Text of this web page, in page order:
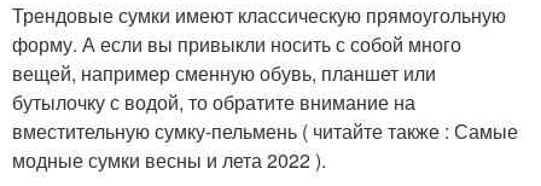
Трендовые сумки имеют классическую прямоугольную
форму. А если вы привыкли носить с собой много
вещей, например сменную обувь, планшет или
бутылочку с водой, то обратите внимание на
вместительную сумку-пельмень ( читайте также : Самые
модные сумки весны и лета 2022 ).